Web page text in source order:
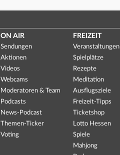
ON AIR
Sendungen
Aktionen
Videos
Webcams
Moderatoren & Team
Podcasts
News-Podcast
Themen-Ticker
Voting
FREIZEIT
Veranstaltungen
Spielplätze
Rezepte
Meditation
Ausflugsziele
Freizeit-Tipps
Ticketshop
Lotto Hessen
Spiele
Mahjong